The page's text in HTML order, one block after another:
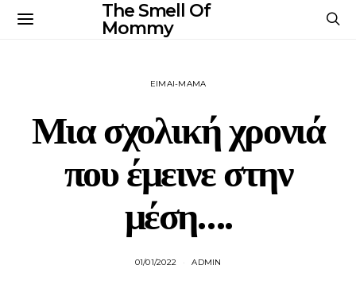
The Smell Of
Mommy
EIMAI-MAMA
Μια σχολική χρονιά
που έμεινε στην
μέση….
01/01/2022 ADMIN